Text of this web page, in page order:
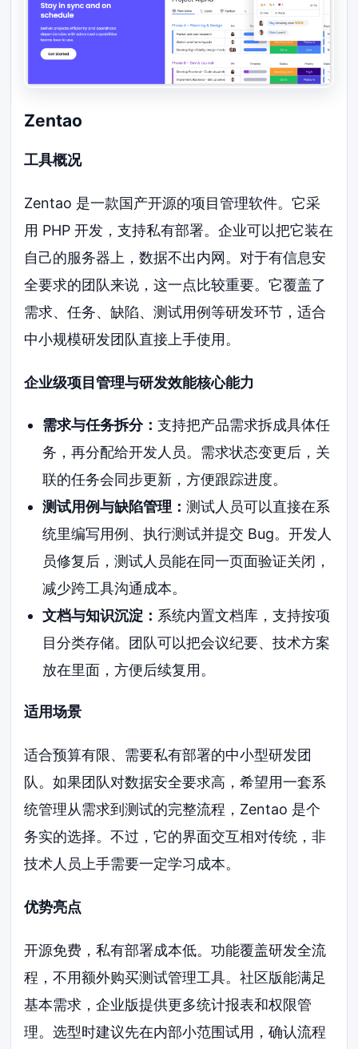
Zentao
工具概况
Zentao 是一款国产开源的项目管理软件。它采
用 PHP 开发，支持私有部署。企业可以把它装在
自己的服务器上，数据不出内网。对于有信息安
全要求的团队来说，这一点比较重要。它覆盖了
需求、任务、缺陷、测试用例等研发环节，适合
中小规模研发团队直接上手使用。
企业级项目管理与研发效能核心能力
需求与任务拆分： 支持把产品需求拆成具体任
务，再分配给开发人员。需求状态变更后，关
联的任务会同步更新，方便跟踪进度。
测试用例与缺陷管理： 测试人员可以直接在系
统里编写用例、执行测试并提交 Bug。开发人
员修复后，测试人员能在同一页面验证关闭，
减少跨工具沟通成本。
文档与知识沉淀： 系统内置文档库，支持按项
目分类存储。团队可以把会议纪要、技术方案
放在里面，方便后续复用。
适用场景
适合预算有限、需要私有部署的中小型研发团
队。如果团队对数据安全要求高，希望用一套系
统管理从需求到测试的完整流程，Zentao 是个
务实的选择。不过，它的界面交互相对传统，非
技术人员上手需要一定学习成本。
优势亮点
开源免费，私有部署成本低。功能覆盖研发全流
程，不用额外购买测试管理工具。社区版能满足
基本需求，企业版提供更多统计报表和权限管
理。选型时建议先在内部小范围试用，确认流程